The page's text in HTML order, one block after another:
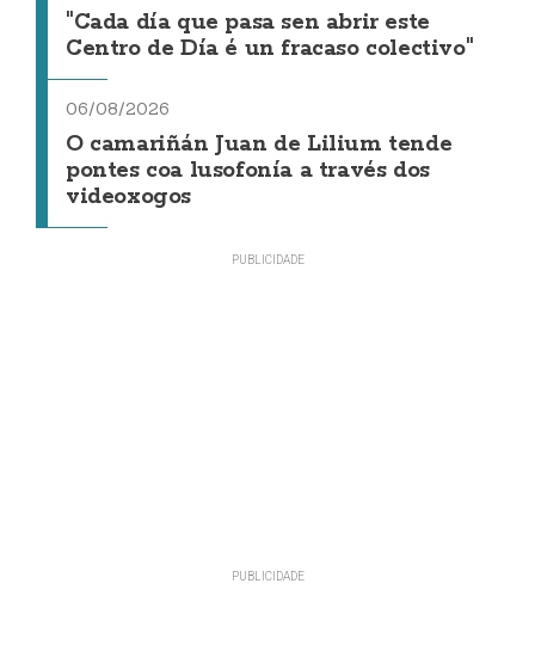
"Cada día que pasa sen abrir este
Centro de Día é un fracaso colectivo"
06/08/2026
O camariñán Juan de Lilium tende
pontes coa lusofonía a través dos
videoxogos